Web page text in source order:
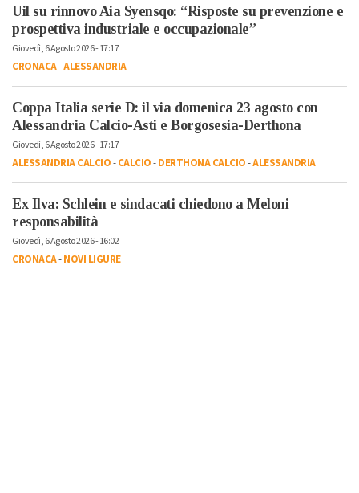
Uil su rinnovo Aia Syensqo: “Risposte su prevenzione e
prospettiva industriale e occupazionale”
Giovedì, 6 Agosto 2026 - 17:17
CRONACA-ALESSANDRIA
Coppa Italia serie D: il via domenica 23 agosto con
Alessandria Calcio-Asti e Borgosesia-Derthona
Giovedì, 6 Agosto 2026 - 17:17
ALESSANDRIA CALCIO-CALCIO-DERTHONA CALCIO-ALESSANDRIA
Ex Ilva: Schlein e sindacati chiedono a Meloni
responsabilità
Giovedì, 6 Agosto 2026 - 16:02
CRONACA-NOVI LIGURE